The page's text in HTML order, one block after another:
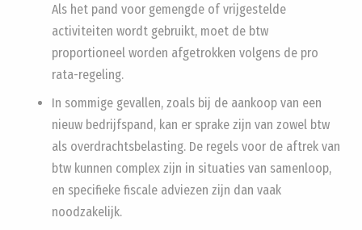
Als het pand voor gemengde of vrijgestelde
activiteiten wordt gebruikt, moet de btw
proportioneel worden afgetrokken volgens de pro
rata-regeling.
In sommige gevallen, zoals bij de aankoop van een
nieuw bedrijfspand, kan er sprake zijn van zowel btw
als overdrachtsbelasting. De regels voor de aftrek van
btw kunnen complex zijn in situaties van samenloop,
en specifieke fiscale adviezen zijn dan vaak
noodzakelijk.